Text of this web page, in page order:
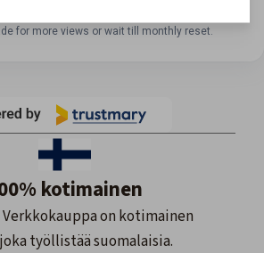
for more views or wait till monthly reset.
kotimainen
on kotimainen
työllistää suomalaisia.